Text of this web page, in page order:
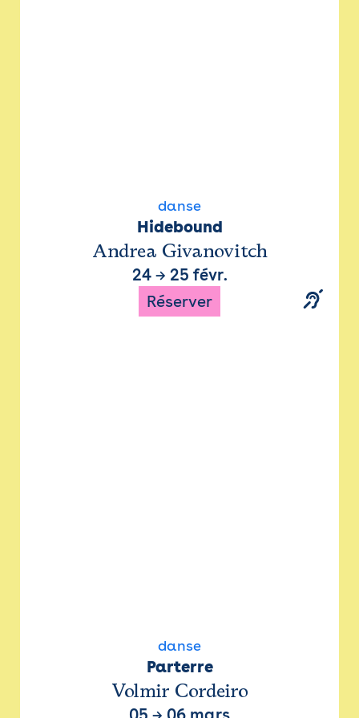
danse
Hidebound
Andrea Givanovitch
24→ 25 févr.
Réserver
danse
Parterre
Volmir Cordeiro